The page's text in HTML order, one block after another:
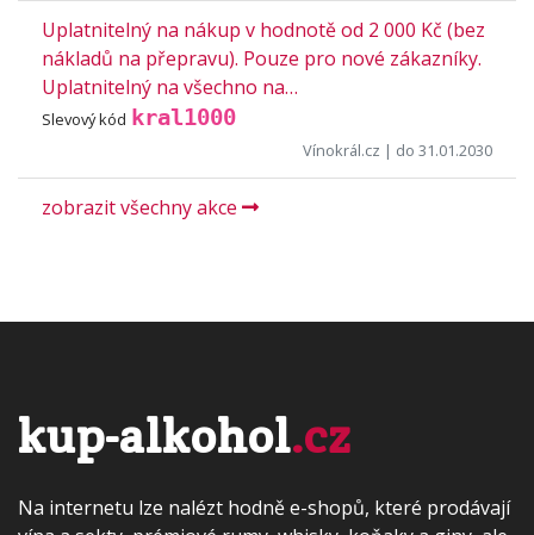
Uplatnitelný na nákup v hodnotě od 2 000 Kč (bez
nákladů na přepravu). Pouze pro nové zákazníky.
Uplatnitelný na všechno na…
Slevový kód kral1000
Vínokrál.cz | do 31.01.2030
zobrazit všechny akce
kup-alkohol.cz
Na internetu lze nalézt hodně e-shopů, které prodávají